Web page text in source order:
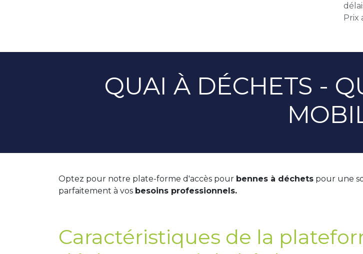
Prix
QUAI À DÉCHETS -
Optez pour notre plate-forme d'accès pour bennes à déchets pour une
parfaitement à vos besoins professionnels.
Caractéristiques de la